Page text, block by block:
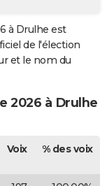
à Drulhe est
de l'élection
et le nom du
2026 à Drulhe
Voix % des voix